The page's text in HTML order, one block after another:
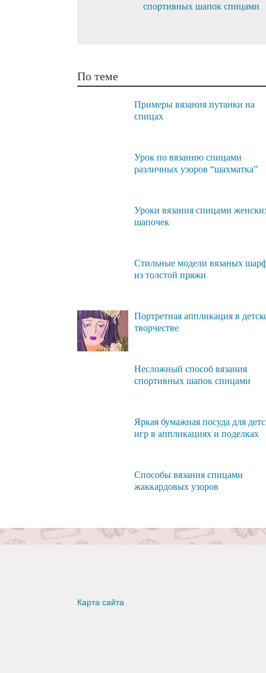
спортивных шапок спицами
По теме
Примеры вязания путанки на
спицах
Урок по вязанию спицами
различных узоров “шахматка”
Уроки вязания спицами
шапочек
Стильные модели вязаных
из толстой пряжи
Портретная аппликация в
творчестве
Несложный способ вязания
спортивных шапок спицами
Яркая бумажная посуда для
игр в аппликациях и поделках
Способы вязания спицами
жаккардовых узоров
Карта сайта